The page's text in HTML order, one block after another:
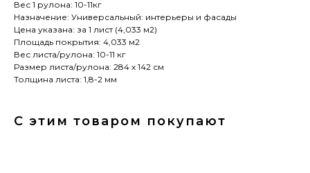
Вес 1 рулона: 10-11кг
Назначение: Универсальный: интерьеры и фасады
Цена указана: за 1 лист (4,033 м2)
Площадь покрытия: 4,033 м2
Вес листа/рулона: 10-11 кг
Размер листа/рулона: 284 х 142 см
Толщина листа: 1,8-2 мм
С этим товаром покупают